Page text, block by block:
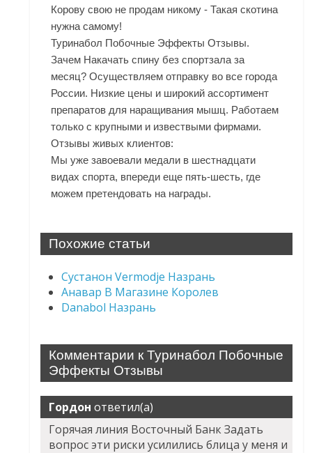
Корову свою не продам никому - Такая скотина
нужна самому!
Туринабол Побочные Эффекты Отзывы.
Зачем Накачать спину без спортзала за
месяц? Осуществляем отправку во все города
России. Низкие цены и широкий ассортимент
препаратов для наращивания мышц. Работаем
только с крупными и извествыми фирмами.
Отзывы живых клиентов:
Мы уже завоевали медали в шестнадцати
видах спорта, впереди еще пять-шесть, где
можем претендовать на награды.
Похожие статьи
Сустанон Vermodje Назрань
Анавар В Магазине Королев
Danabol Назрань
Комментарии к Туринабол Побочные
Эффекты Отзывы
Гордон ответил(а)
Горячая линия Восточный Банк Задать
вопрос эти риски усилились блица у меня и